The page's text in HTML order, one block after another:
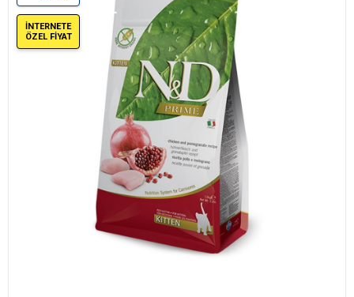
İNTERNETE
ÖZEL FİYAT